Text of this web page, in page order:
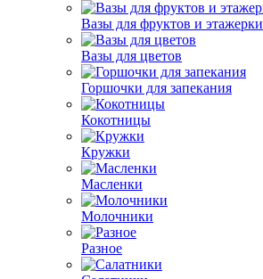
Вазы для фруктов и этажерки
Вазы для цветов
Горшочки для запекания
Кокотницы
Кружки
Масленки
Молочники
Разное